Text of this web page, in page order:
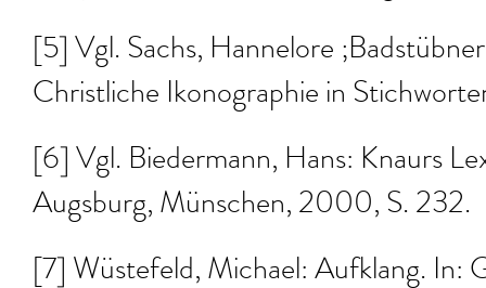
[5] Vgl. Sachs, Hannelore
Christliche Ikonographie in
[6] Vgl. Biedermann, Hans: Knaurs
Augsburg, Münschen, 2000, S. 232.
[7] Wüstefeld, Michael: Aufklang. In: